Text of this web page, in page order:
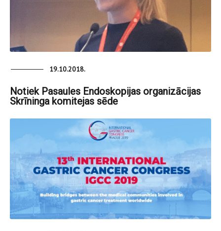
19.10.2018.
Notiek Pasaules Endoskopijas organizācijas
Skrīninga komitejas sēde